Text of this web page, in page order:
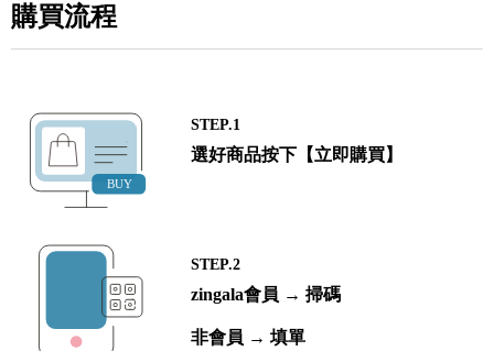
購買流程
STEP.1
選好商品按下【立即購買】
STEP.2
zingala會員 → 掃碼
非會員 → 填單